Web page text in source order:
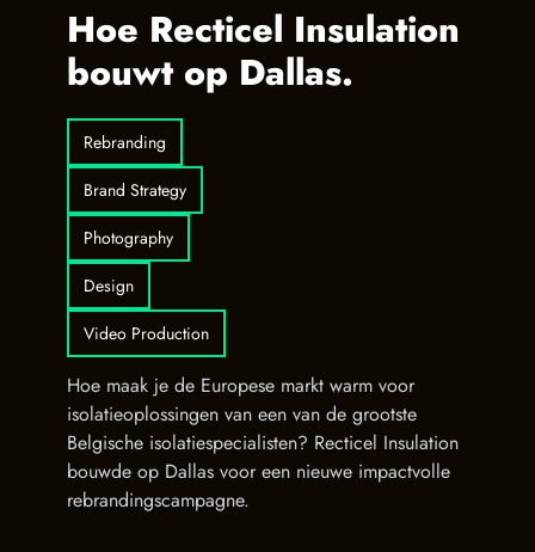
Hoe Recticel Insulation
bouwt op Dallas.
Rebranding
Brand Strategy
Photography
Design
Video Production
Hoe maak je de Europese markt warm voor
isolatieoplossingen van een van de grootste
Belgische isolatiespecialisten? Recticel Insulation
bouwde op Dallas voor een nieuwe impactvolle
rebrandingscampagne.